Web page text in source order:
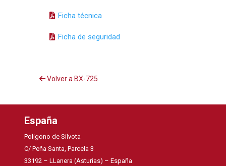
Ficha técnica
Ficha de seguridad
Volver a BX-725
España
Poligono de Silvota
C/ Peña Santa, Parcela 3
33192 – LLanera (Asturias) – España